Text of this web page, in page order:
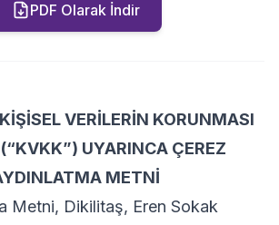
PDF Olarak İndir
VERİLERİN KORUNMASI
UYARINCA ÇEREZ
METNİ
Metni, Dikilitaş, Eren Sokak